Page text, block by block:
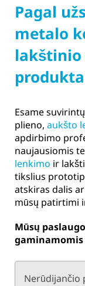
Pagal
metalo
Esame
plieno, aukšto
apdirbimo
naujausiomis
lenkimo ir
tikslius
atskiras dalis
mūsų patirtimi
Mūsų
Nerūdijančio